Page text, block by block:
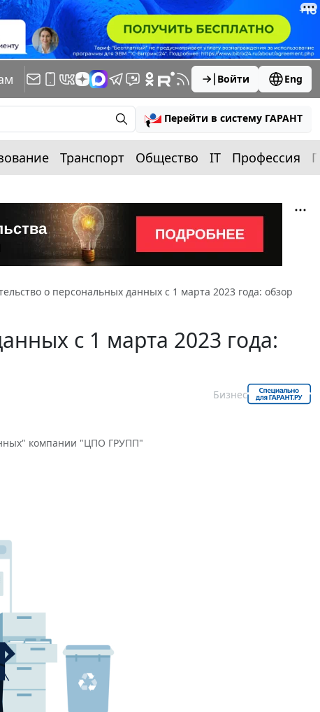
Войти Eng
Перейти в систему ГАРАНТ
Транспорт Общество IT Профессия
о персональных данных с 1 марта 2023 года: обзор
с 1 марта 2023 года:
Бизнес
компании "ЦПО ГРУПП"